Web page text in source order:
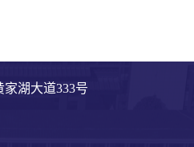
家湖大道333号